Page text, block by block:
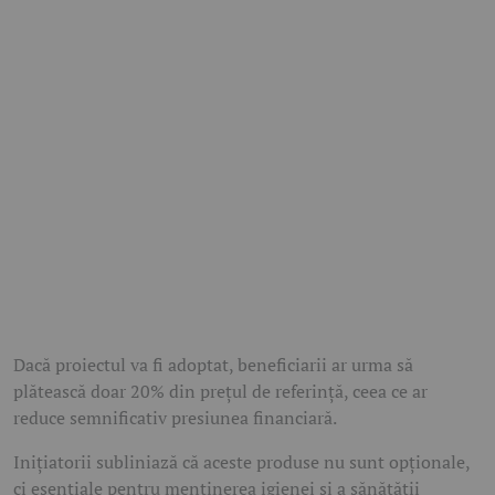
Dacă proiectul va fi adoptat, beneficiarii ar urma să
plătească doar 20% din prețul de referință, ceea ce ar
reduce semnificativ presiunea financiară.
Inițiatorii subliniază că aceste produse nu sunt opționale,
ci esențiale pentru menținerea igienei și a sănătății